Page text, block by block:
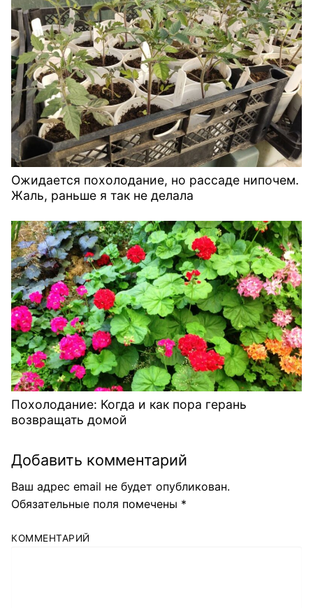
Ожидается похолодание, но рассаде нипочем.
Жаль, раньше я так не делала
Похолодание: Когда и как пора герань
возвращать домой
Добавить комментарий
Ваш адрес email не будет опубликован.
Обязательные поля помечены *
КОММЕНТАРИЙ